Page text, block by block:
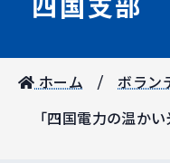
四国支部
ホーム ボラン
「四国電力の温か